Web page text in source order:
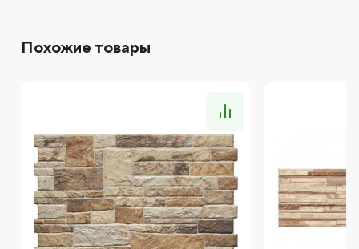
Похожие товары